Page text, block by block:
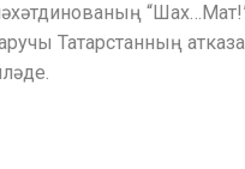
Татарстанның